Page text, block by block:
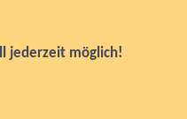
jederzeit möglich!